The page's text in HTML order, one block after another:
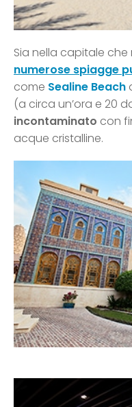
Sia nella capitale
numerose spiagge
come Sealine Beach
(a circa un’ora e 20
incontaminato con
acque cristalline.